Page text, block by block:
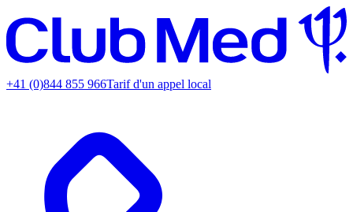
+41 (0)844 855 966Tarif d'un appel local